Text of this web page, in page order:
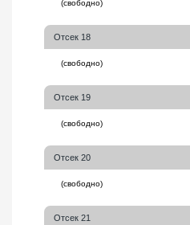
Отсек 18
Отсек 19
Отсек 20
Отсек 21